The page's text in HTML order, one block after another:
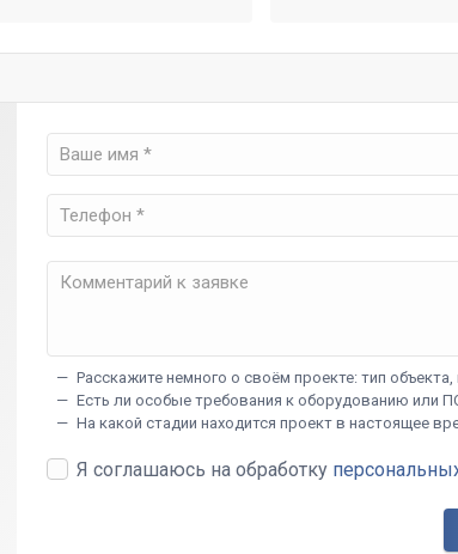
— Расскажите немного о своём проекте: тип
— Есть ли особые требования к оборудованию или
— На какой стадии находится проект в настоящее
Я соглашаюсь на обработку